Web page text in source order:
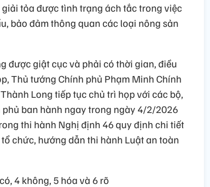
tỏa được tình trạng ách tắc trong việc
bảo đảm thông quan các loại nông sản
được giật cục và phải có thời gian, điều
Thủ tướng Chính phủ Phạm Minh Chính
Long tiếp tục chủ trì họp với các bộ,
ban hành ngay trong ngày 4/2/2026
thi hành Nghị định 46 quy định chi tiết
chức, hướng dẫn thi hành Luật an toàn
4 không, 5 hóa và 6 rõ